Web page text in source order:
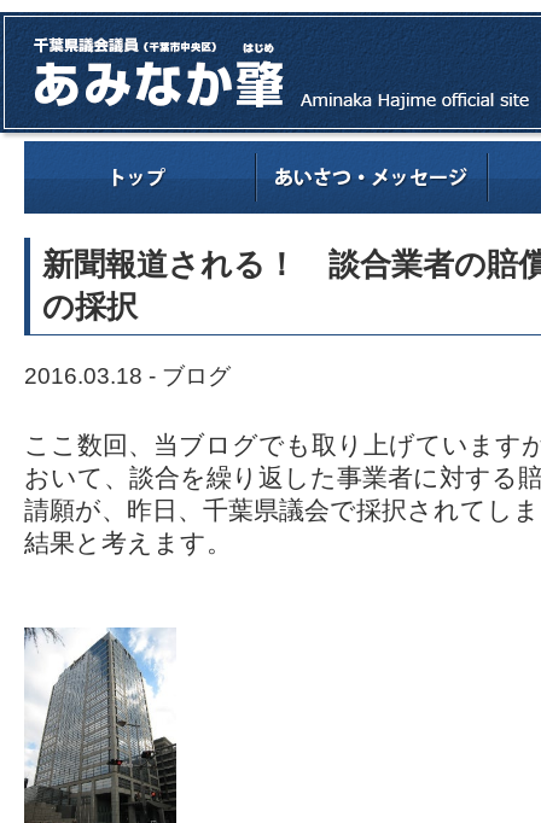
新聞報道される！ 談合業者の賠
の採択
2016.03.18 - ブログ
ここ数回、当ブログでも取り上げています
おいて、談合を繰り返した事業者に対する
請願が、昨日、千葉県議会で採択されてし
結果と考えます。